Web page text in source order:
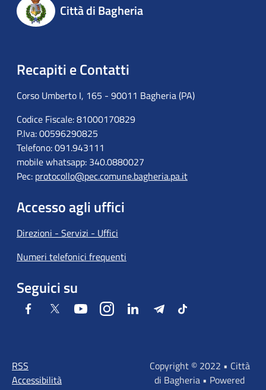
Città di Bagheria
Recapiti e Contatti
Corso Umberto I, 165 - 90011 Bagheria (PA)
Codice Fiscale: 81000170829
P.Iva: 00596290825
Telefono: 091.943111
mobile whatsapp: 340.0880027
Pec: protocollo@pec.comune.bagheria.pa.it
Accesso agli uffici
Direzioni - Servizi - Uffici
Numeri telefonici frequenti
Seguici su
Facebook Twitter YoutubeInstagramLinkedIn TelegramTiktok
RSS
Accessibilità
Copyright © 2022 • Città
di Bagheria • Powered